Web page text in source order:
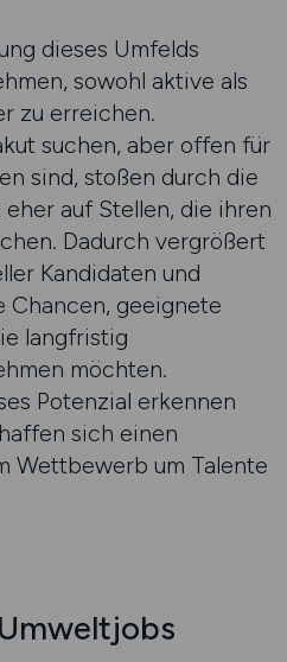
dieses Umfelds
sowohl aktive als
zu erreichen.
suchen, aber offen für
sind, stoßen durch die
auf Stellen, die ihren
Dadurch vergrößert
Kandidaten und
geeignete
langfristig
möchten.
Potenzial erkennen
sich einen
Wettbewerb um Talente